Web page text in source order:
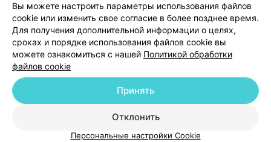
Обработка персональных данных
© 2026 ООО «Артокс Лаб», УНП 191700409
| 220012, Республика Беларусь,
Служба поддержки +375 291212755
Вы можете настроить параметры использования файлов
cookie или изменить свое согласие в более позднее время.
Для получения дополнительной информации о целях,
сроках и порядке использования файлов cookie вы
можете ознакомиться с нашей Политикой обработки
файлов cookie
Отклонить
Принять
Персональные настройки Cookie